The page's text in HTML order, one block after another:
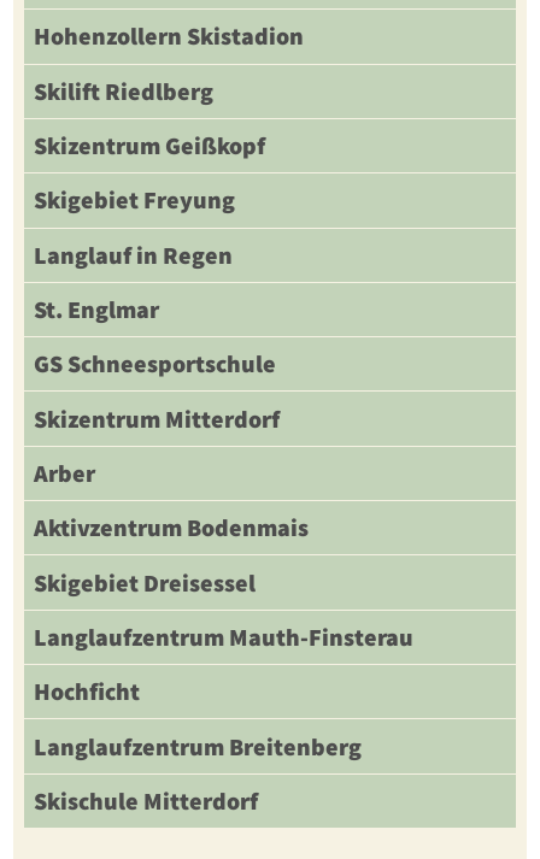
Hohenzollern Skistadion
Skilift Riedlberg
Skizentrum Geißkopf
Skigebiet Freyung
Langlauf in Regen
St. Englmar
GS Schneesportschule
Skizentrum Mitterdorf
Arber
Aktivzentrum Bodenmais
Skigebiet Dreisessel
Langlaufzentrum Mauth-Finsterau
Hochficht
Langlaufzentrum Breitenberg
Skischule Mitterdorf